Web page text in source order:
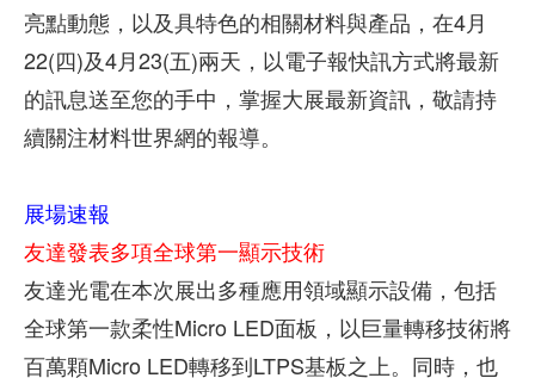
亮點動態，以及具特色的相關材料與產品，在4月
22(四)及4月23(五)兩天，以電子報快訊方式將最新
的訊息送至您的手中，掌握大展最新資訊，敬請持
續關注材料世界網的報導。
展場速報
友達發表多項全球第一顯示技術
友達光電在本次展出多種應用領域顯示設備，包括
全球第一款柔性Micro LED面板，以巨量轉移技術將
百萬顆Micro LED轉移到LTPS基板之上。同時，也